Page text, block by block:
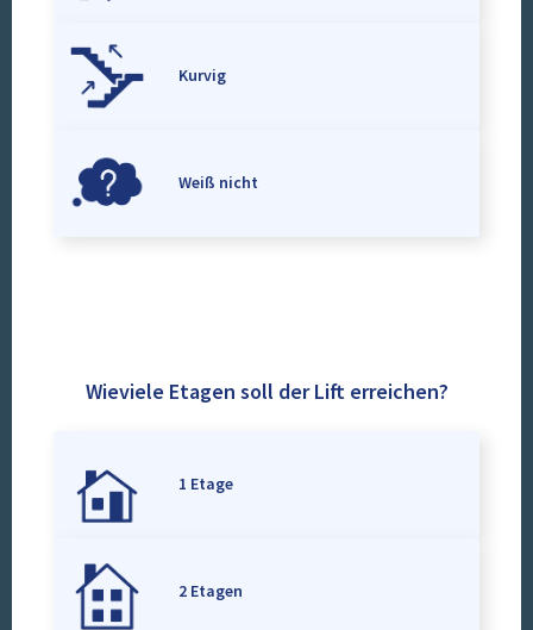
Kurvig
Weiß nicht
Wieviele Etagen soll der Lift erreichen?
1 Etage
2 Etagen